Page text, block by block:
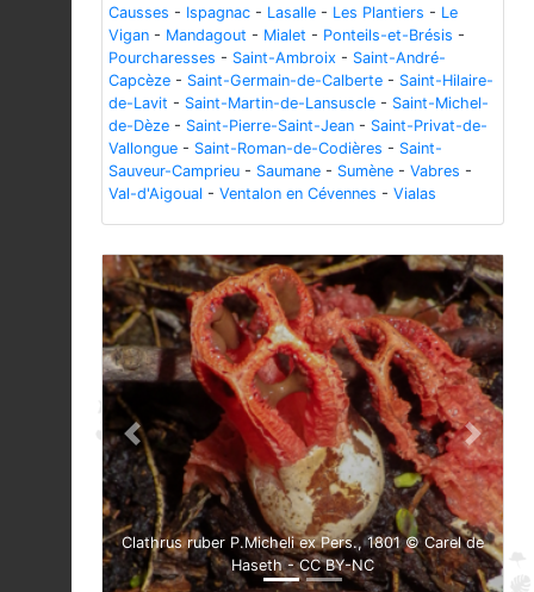
Causses - Ispagnac - Lasalle - Les Plantiers - Le
Vigan - Mandagout - Mialet - Ponteils-et-Brésis -
Pourcharesses - Saint-Ambroix - Saint-André-
Capcèze - Saint-Germain-de-Calberte - Saint-Hilaire-
de-Lavit - Saint-Martin-de-Lansuscle - Saint-Michel-
de-Dèze - Saint-Pierre-Saint-Jean - Saint-Privat-de-
Vallongue - Saint-Roman-de-Codières - Saint-
Sauveur-Camprieu - Saumane - Sumène - Vabres -
Val-d'Aigoual - Ventalon en Cévennes - Vialas
Clathrus ruber P.Micheli ex Pers., 1801 © Carel de
Haseth - CC BY-NC
Previous Next